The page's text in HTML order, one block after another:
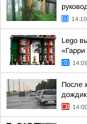
14:10
Lego
«Гарри
14:09
После
дождик